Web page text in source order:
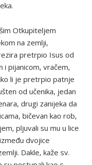
Otkupiteljem
na zemlji,
pretrpio Isus od
i pijanicom, vračem,
li je pretrpio patnje
od učenika, jedan
drugi zanijeka da
bičevan kao rob,
pljuvali su mu u lice
dvojice
Dakle, kaže sv.